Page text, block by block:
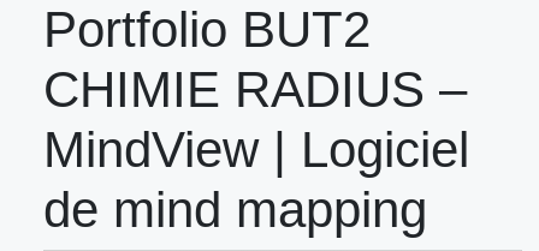
Portfolio BUT2
CHIMIE RADIUS –
MindView | Logiciel
de mind mapping